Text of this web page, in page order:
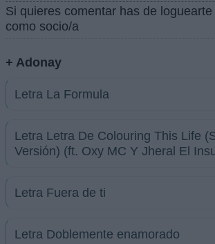
Si quieres comentar has de
como socio/a
+ Adonay
Letra La Formula
Letra Letra De Colouring This Life
Versión) (ft. Oxy MC Y Jheral El
Letra Fuera de ti
Letra Doblemente enamorado